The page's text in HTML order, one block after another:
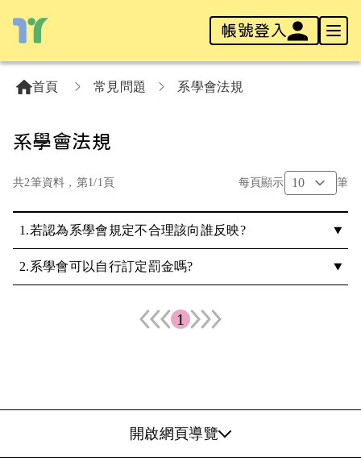
帳號登入
首頁 常見問題 系學會法規
系學會法規
共2筆資料，第1/1頁 每頁顯示 筆
1.若認為系學會規定不合理該向誰反映?
2.系學會可以自行訂定罰金嗎?
1
開啟網頁導覽